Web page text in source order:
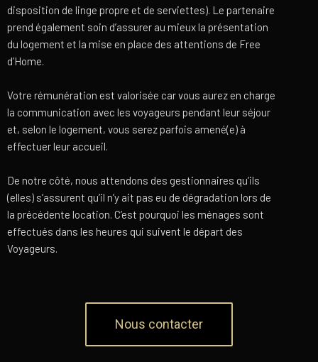
disposition de linge propre et de serviettes). Le partenaire
prend également soin d’assurer au mieux la présentation
du logement et la mise en place des attentions de Free
d’Home.
Votre rémunération est valorisée car vous aurez en charge
la communication avec les voyageurs pendant leur séjour
et, selon le logement, vous serez parfois amené(e) à
effectuer leur accueil.
De notre côté, nous attendons des gestionnaires qu’ils
(elles) s’assurent qu’il n’y ait pas eu de dégradation lors de
la précédente location. C’est pourquoi les ménages sont
effectués dans les heures qui suivent le départ des
Voyageurs.
Nous contacter